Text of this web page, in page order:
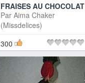
FRAISES AU CHOCOLAT
Par Aima Chaker
(Missdelices)
300